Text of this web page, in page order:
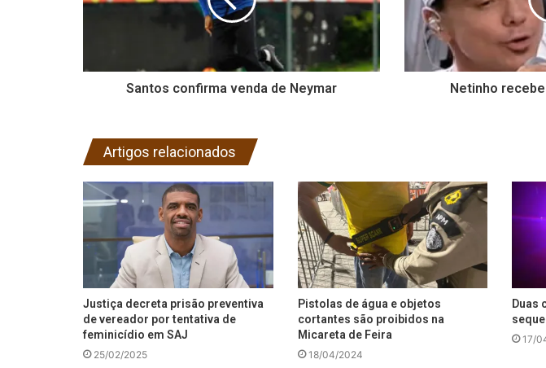
Santos confirma venda de Neymar Netinho recebe
Artigos relacionados
Justiça decreta prisão preventiva
de vereador por tentativa de
feminicídio em SAJ
25/02/2025
Pistolas de água e objetos
cortantes são proibidos na
Micareta de Feira
18/04/2024
Duas
17/